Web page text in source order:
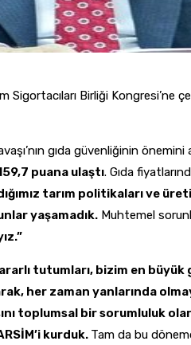
Sigortacıları Birliği Kongresi’ne
gıda güvenliğinin
puana ulaştı. Gıda
tarım politikaları ve
yaşamadık. Muhtemel
tutumları, bizim en büyük
her zaman yanlarında
toplumsal bir sorumluluk
kurduk. Tam da bu